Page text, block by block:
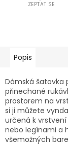
ZEPTAT SE
Popis
Dámská šatovka
přinechané
prostorem na
si ji můžete
určená k
nebo legínami a
všemožných